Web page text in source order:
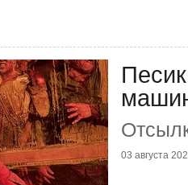
03 августа